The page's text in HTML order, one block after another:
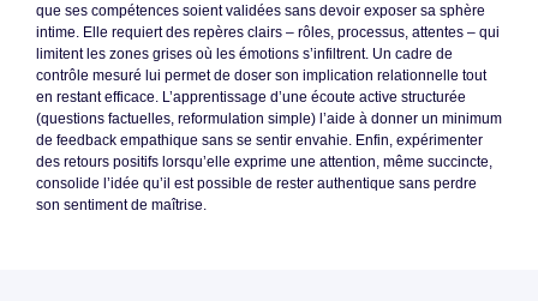
que ses compétences soient validées sans devoir exposer sa sphère
intime. Elle requiert des repères clairs – rôles, processus, attentes – qui
limitent les zones grises où les émotions s’infiltrent. Un cadre de
contrôle mesuré lui permet de doser son implication relationnelle tout
en restant efficace. L’apprentissage d’une écoute active structurée
(questions factuelles, reformulation simple) l’aide à donner un minimum
de feedback empathique sans se sentir envahie. Enfin, expérimenter
des retours positifs lorsqu’elle exprime une attention, même succincte,
consolide l’idée qu’il est possible de rester authentique sans perdre
son sentiment de maîtrise.